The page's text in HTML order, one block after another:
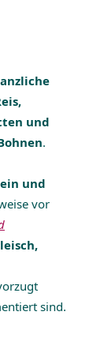
und
.
und
vor
sind.